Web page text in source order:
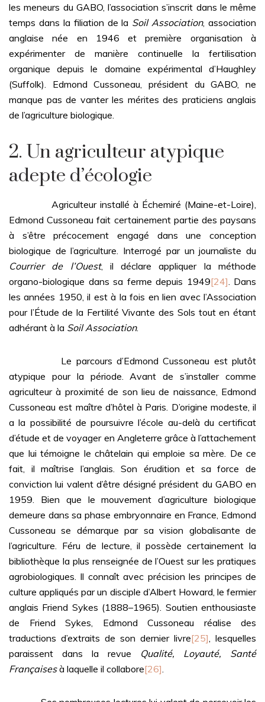
les meneurs du GABO, l’association s’inscrit dans le même
temps dans la filiation de la Soil Association, association
anglaise née en 1946 et première organisation à
expérimenter de manière continuelle la fertilisation
organique depuis le domaine expérimental d’Haughley
(Suffolk). Edmond Cussoneau, président du GABO, ne
manque pas de vanter les mérites des praticiens anglais
de l’agriculture biologique.
2. Un agriculteur atypique
adepte d’écologie
Agriculteur installé à Échemiré (Maine-et-Loire),
Edmond Cussoneau fait certainement partie des paysans
à s’être précocement engagé dans une conception
biologique de l’agriculture. Interrogé par un journaliste du
Courrier de l’Ouest, il déclare appliquer la méthode
organo-biologique dans sa ferme depuis 1949[24] . Dans
les années 1950, il est à la fois en lien avec l’Association
pour l’Étude de la Fertilité Vivante des Sols tout en étant
adhérant à la Soil Association.
Le parcours d’Edmond Cussoneau est plutôt
atypique pour la période. Avant de s’installer comme
agriculteur à proximité de son lieu de naissance, Edmond
Cussoneau est maître d’hôtel à Paris. D’origine modeste, il
a la possibilité de poursuivre l’école au-delà du certificat
d’étude et de voyager en Angleterre grâce à l’attachement
que lui témoigne le châtelain qui emploie sa mère. De ce
fait, il maîtrise l’anglais. Son érudition et sa force de
conviction lui valent d’être désigné président du GABO en
1959. Bien que le mouvement d’agriculture biologique
demeure dans sa phase embryonnaire en France, Edmond
Cussoneau se démarque par sa vision globalisante de
l’agriculture. Féru de lecture, il possède certainement la
bibliothèque la plus renseignée de l’Ouest sur les pratiques
agrobiologiques. Il connaît avec précision les principes de
culture appliqués par un disciple d’Albert Howard, le fermier
anglais Friend Sykes (1888–1965). Soutien enthousiaste
de Friend Sykes, Edmond Cussoneau réalise des
traductions d’extraits de son dernier livre[25] , lesquelles
paraissent dans la revue Qualité, Loyauté, Santé
Françaisesà laquelle il collabore[26]